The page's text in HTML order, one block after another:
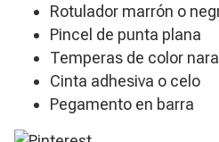
Rotulador marrón o
Pincel de punta plana
Temperas de color
Cinta adhesiva o celo
Pegamento en barra